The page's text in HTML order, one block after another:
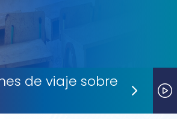
de viaje sobre
Next